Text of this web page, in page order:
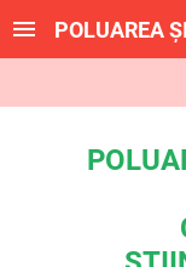
POLUAREA